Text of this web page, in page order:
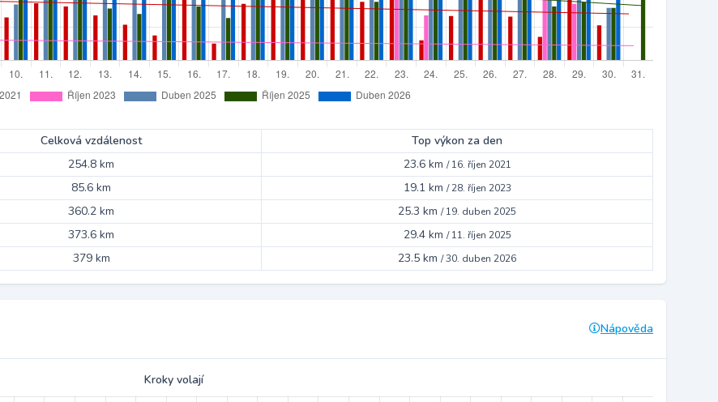
Celková vzdálenost
Top výkon za den
254.8 km 23.6 km /16. říjen 2021
85.6 km 19.1 km /28. říjen 2023
360.2 km 25.3 km /19. duben 2025
373.6 km 29.4 km /11. říjen 2025
379 km 23.5 km /30. duben 2026
Nápověda
Kroky volají